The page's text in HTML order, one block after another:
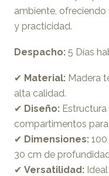
ambiente,
y practicidad.
Despacho: 5 Días
✔ Material: Madera
alta calidad.
✔ Diseño:
compartimentos
✔ Dimensiones:
30 cm de
✔ Versatilidad: